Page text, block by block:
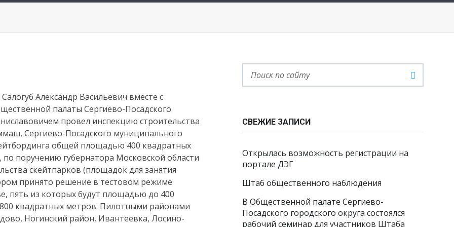
Александр Васильевич вместе с
палаты Сергиево-Посадского
провел инспекцию строительства
Сергиево-Посадского муниципального
общей площадью 400 квадратных
поручению губернатора Московской области
скейтпарков (площадок для занятия
принято решение в тестовом режиме
пять из которых будут площадью до 400
квадратных метров. Пилотными районами
Ногинский район, Ивантеевка, Лосино-
СВЕЖИЕ ЗАПИСИ
Открылась возможность регистрации на
портале ДЭГ
Штаб общественного наблюдения
В Общественной палате Сергиево-
Посадского городского округа состоялся
рабочий семинар для участников Штаба